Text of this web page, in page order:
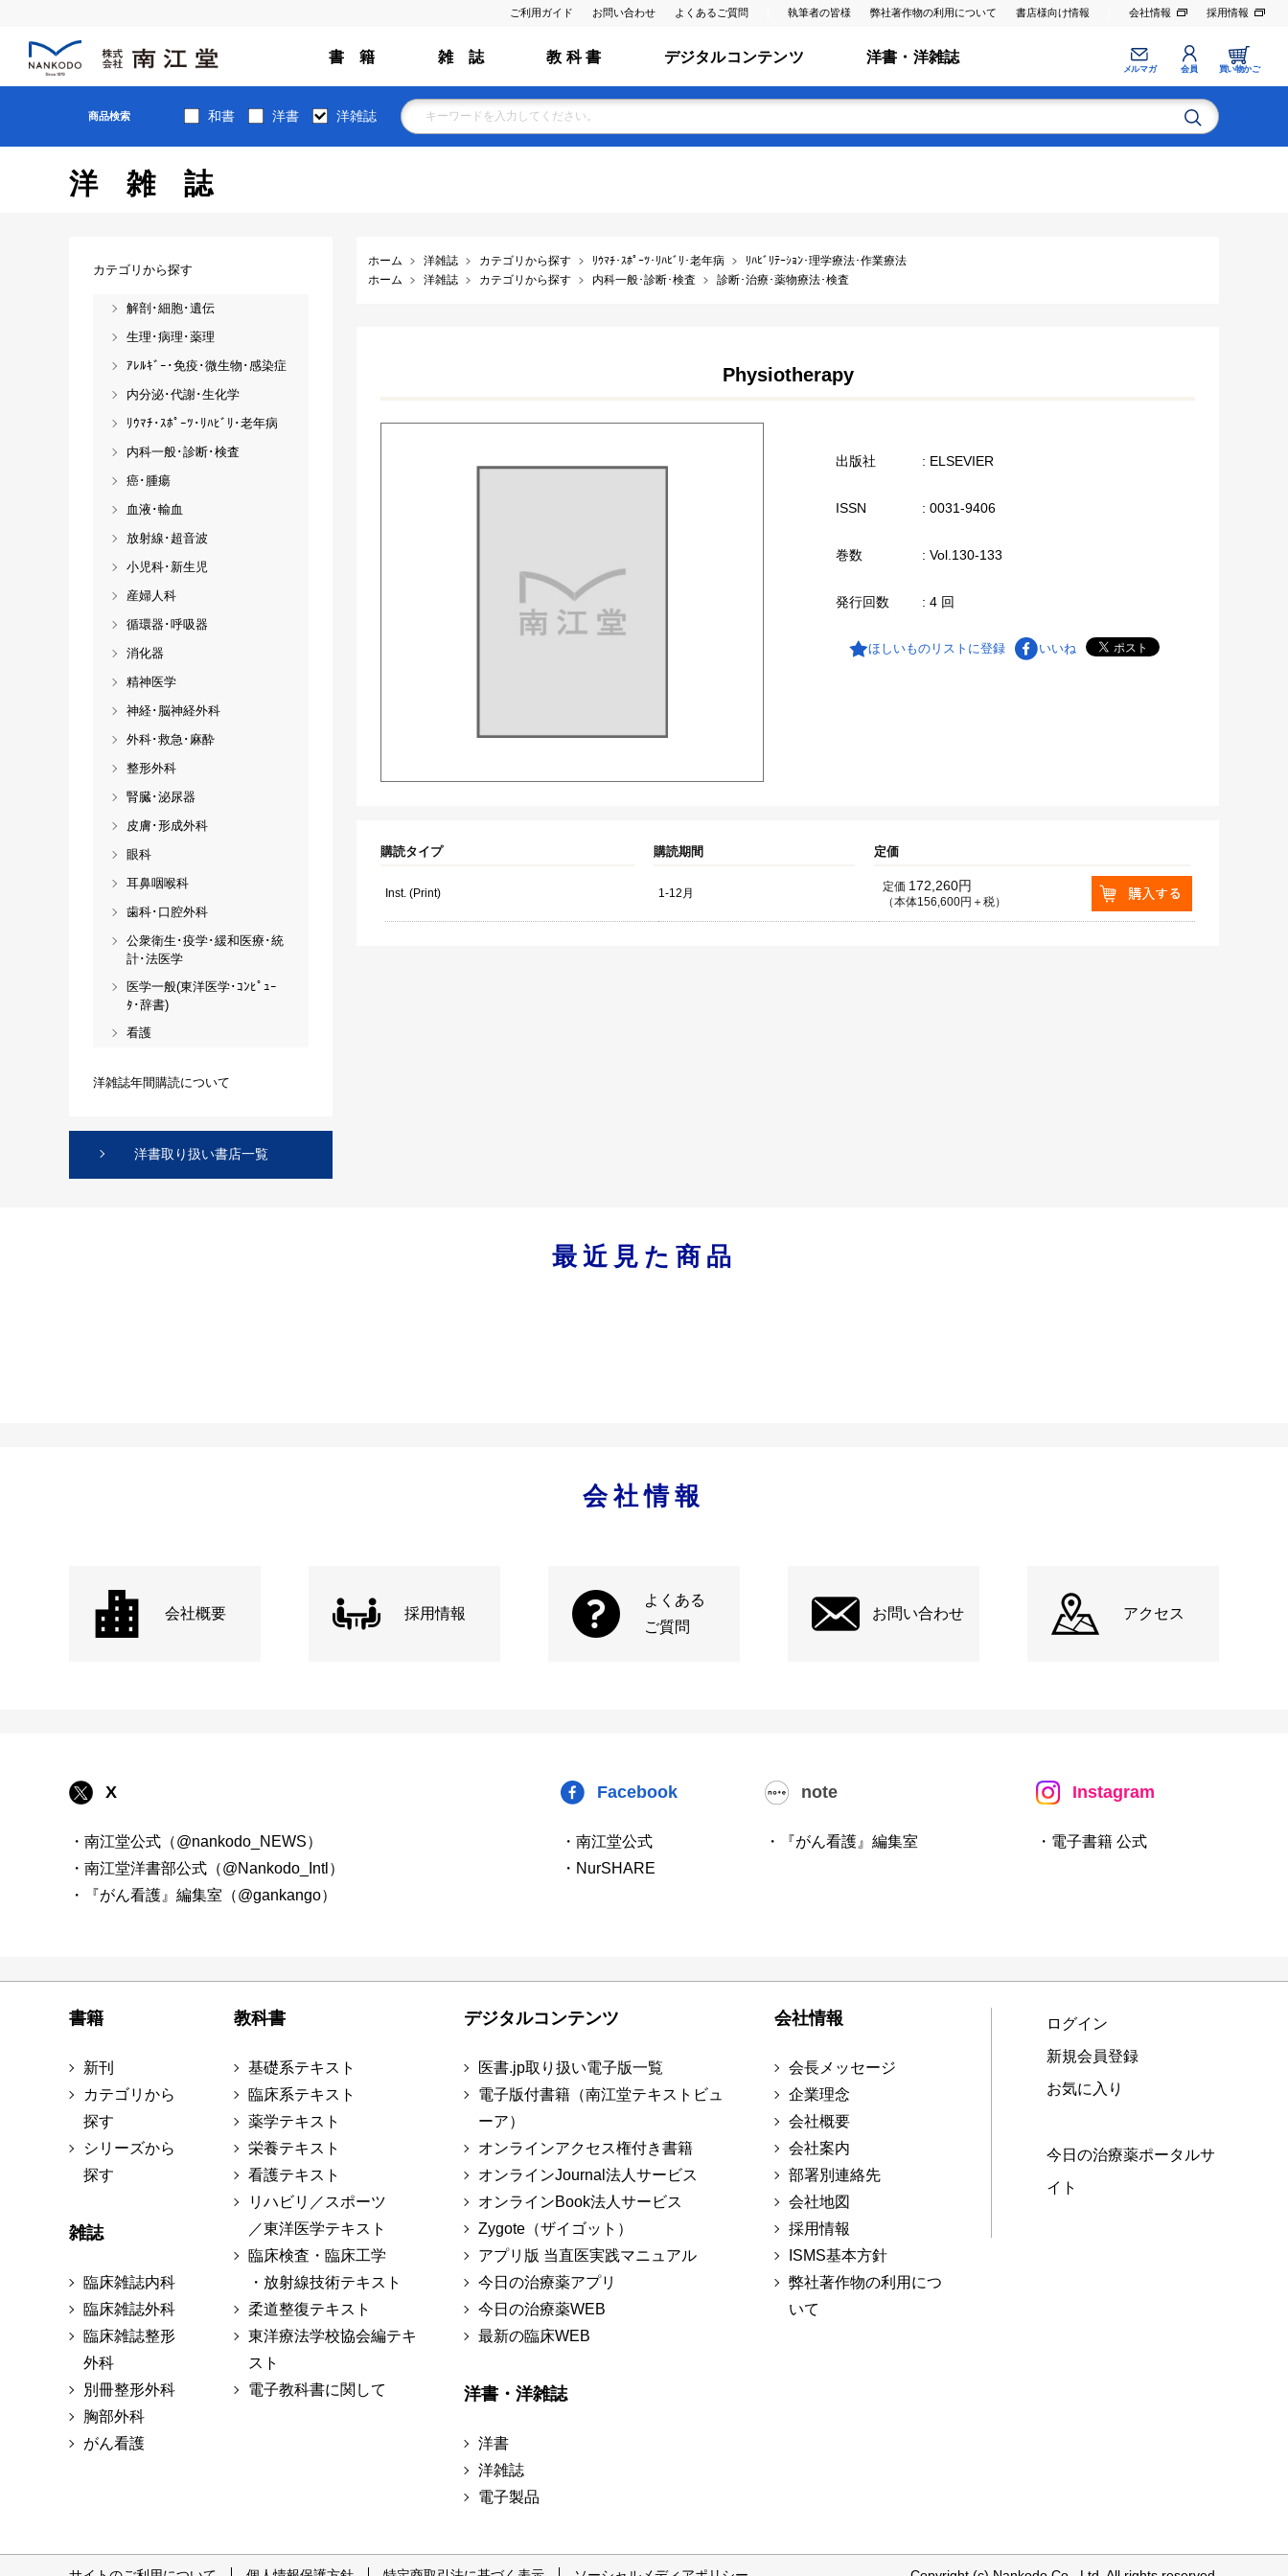
ご利用ガイド お問い合わせ よくあるご質問 執筆者の皆様 弊社著作物の利用について 書店様向け情報 会社情報 採用情報
書 籍 雑 誌 教 科 書 デジタルコンテンツ 洋書・洋雑誌
メルマガ 会員 買い物かご
商品検索 和書 洋書 洋雑誌
洋雑誌
ホーム 洋雑誌 カテゴリから探す ﾘｳﾏﾁ･ｽﾎﾟｰﾂ･ﾘﾊﾋﾞﾘ･老年病
ﾘﾊﾋﾞﾘﾃｰｼｮﾝ･理学療法･作業療法
ホーム
洋雑誌 カテゴリから探す 内科一般･診断･検査 診断･治療･薬物療法･検査
Physiotherapy
出版社 : ELSEVIER
ISSN : 0031-9406
巻数 : Vol.130-133
発行回数 : 4 回
ほしいものリストに登録 いいね
購読タイプ 購読期間 定価
Inst. (Print) 1-12月 定価 172,260円
（本体156,600円＋税）
カテゴリから探す
解剖･細胞･遺伝
生理･病理･薬理
ｱﾚﾙｷﾞｰ･免疫･微生物･感染症
内分泌･代謝･生化学
ﾘｳﾏﾁ･ｽﾎﾟｰﾂ･ﾘﾊﾋﾞﾘ･老年病
内科一般･診断･検査
癌･腫瘍
血液･輸血
放射線･超音波
小児科･新生児
産婦人科
循環器･呼吸器
消化器
精神医学
神経･脳神経外科
外科･救急･麻酔
整形外科
腎臓･泌尿器
皮膚･形成外科
眼科
耳鼻咽喉科
歯科･口腔外科
公衆衛生･疫学･緩和医療･統
計･法医学
医学一般(東洋医学･ｺﾝﾋﾟｭｰ
ﾀ･辞書)
看護
洋雑誌年間購読について
洋書取り扱い書店一覧
最近見た商品
会社情報
会社概要 採用情報
よくある
ご質問
お問い合わせ アクセス
X
・南江堂公式（@nankodo_NEWS）
・南江堂洋書部公式（@Nankodo_Intl）
・『がん看護』編集室（@gankango）
Facebook
・南江堂公式
・NurSHARE
note
・『がん看護』編集室
Instagram
・電子書籍 公式
書籍
新刊
カテゴリから
探す
シリーズから
探す
雑誌
臨床雑誌内科
臨床雑誌外科
臨床雑誌整形
外科
別冊整形外科
胸部外科
がん看護
教科書
基礎系テキスト
臨床系テキスト
薬学テキスト
栄養テキスト
看護テキスト
リハビリ／スポーツ
／東洋医学テキスト
臨床検査・臨床工学
・放射線技術テキスト
柔道整復テキスト
東洋療法学校協会編テキ
スト
電子教科書に関して
デジタルコンテンツ
医書.jp取り扱い電子版一覧
電子版付書籍（南江堂テキストビュ
ーア）
オンラインアクセス権付き書籍
オンラインJournal法人サービス
オンラインBook法人サービス
Zygote（ザイゴット）
アプリ版 当直医実践マニュアル
今日の治療薬アプリ
今日の治療薬WEB
最新の臨床WEB
洋書・洋雑誌
洋書
洋雑誌
電子製品
会社情報
会長メッセージ
企業理念
会社概要
会社案内
部署別連絡先
会社地図
採用情報
ISMS基本方針
弊社著作物の利用につ
いて
ログイン
新規会員登録
お気に入り
今日の治療薬ポータルサ
イト